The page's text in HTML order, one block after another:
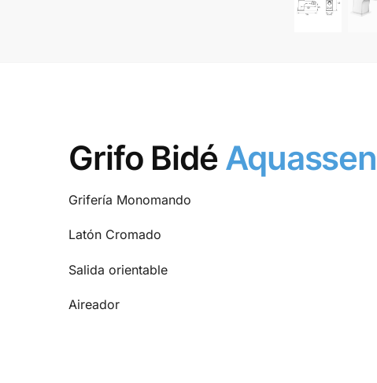
Grifo Bidé Aquassen
Grifería Monomando
Latón Cromado
Salida orientable
Aireador